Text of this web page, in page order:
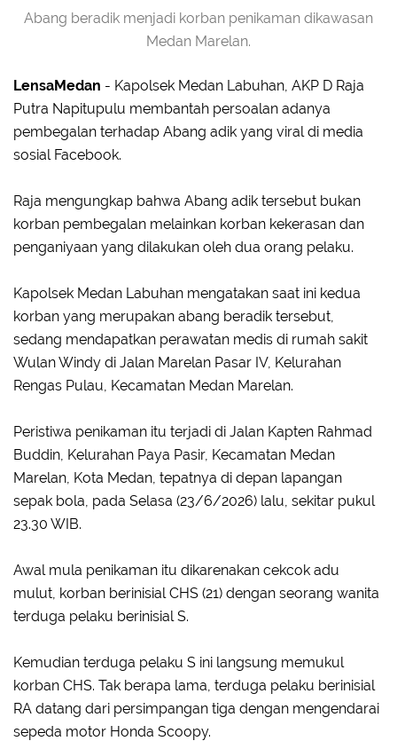
Abang beradik menjadi korban penikaman dikawasan
Medan Marelan.
LensaMedan - Kapolsek Medan Labuhan, AKP D Raja
Putra Napitupulu membantah persoalan adanya
pembegalan terhadap Abang adik yang viral di media
sosial Facebook.
Raja mengungkap bahwa Abang adik tersebut bukan
korban pembegalan melainkan korban kekerasan dan
penganiyaan yang dilakukan oleh dua orang pelaku.
Kapolsek Medan Labuhan mengatakan saat ini kedua
korban yang merupakan abang beradik tersebut,
sedang mendapatkan perawatan medis di rumah sakit
Wulan Windy di Jalan Marelan Pasar IV, Kelurahan
Rengas Pulau, Kecamatan Medan Marelan.
Peristiwa penikaman itu terjadi di Jalan Kapten Rahmad
Buddin, Kelurahan Paya Pasir, Kecamatan Medan
Marelan, Kota Medan, tepatnya di depan lapangan
sepak bola, pada Selasa (23/6/2026) lalu, sekitar pukul
23.30 WIB.
Awal mula penikaman itu dikarenakan cekcok adu
mulut, korban berinisial CHS (21) dengan seorang wanita
terduga pelaku berinisial S.
Kemudian terduga pelaku S ini langsung memukul
korban CHS. Tak berapa lama, terduga pelaku berinisial
RA datang dari persimpangan tiga dengan mengendarai
sepeda motor Honda Scoopy.